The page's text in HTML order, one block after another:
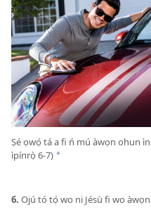
Ṣé ọwọ́ tá a fi ń mú àwọn ohun
ìpínrọ̀ 6-7) *
6. Ojú tó tọ́ wo ni Jésù fi wo